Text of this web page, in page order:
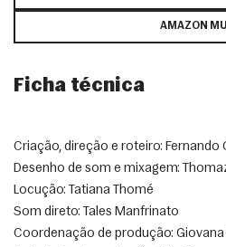
AMAZON
Ficha técnica
Criação, direção e roteiro: Fernando
Desenho de som e mixagem:
Locução: Tatiana Thomé
Som direto: Tales Manfrinato
Coordenação de produção: